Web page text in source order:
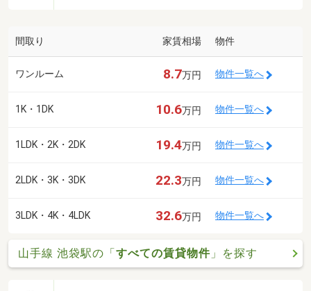
間取り 家賃相場 物件
ワンルーム 8.7万円 物件一覧へ
1K・1DK 10.6万円 物件一覧へ
1LDK・2K・2DK 19.4万円 物件一覧へ
2LDK・3K・3DK 22.3万円 物件一覧へ
3LDK・4K・4LDK 32.6万円 物件一覧へ
山手線 池袋駅の「すべての賃貸物件 」を探す